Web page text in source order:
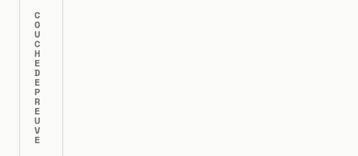
C
O
U
C
H
E
D
E
P
R
E
U
V
E